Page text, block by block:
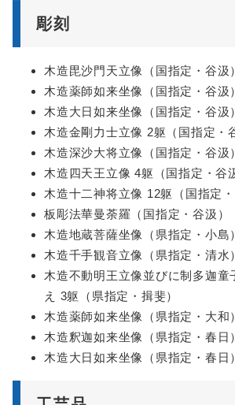
彫刻
木造毘沙門天立像（国指定・谷汲）
木造薬師如来坐像（国指定・谷汲）
木造大日如来坐像（国指定・谷汲）
木造金剛力士立像 2躯（国指定・
木造深沙大将立像（国指定・谷汲）
木造四天王立像 4躯（国指定・谷
木造十二神将立像 12躯（国指定・
板彫法華曼荼羅（国指定・谷汲）
木造地蔵菩薩坐像（県指定・小島）
木造千手観音立像（県指定・清水）
木造不動明王立像並びに制多迦童
え 3躯（県指定・揖斐）
木造薬師如来坐像（県指定・大和）
木造釈迦如来坐像（県指定・春日）
木造大日如来坐像（県指定・春日）